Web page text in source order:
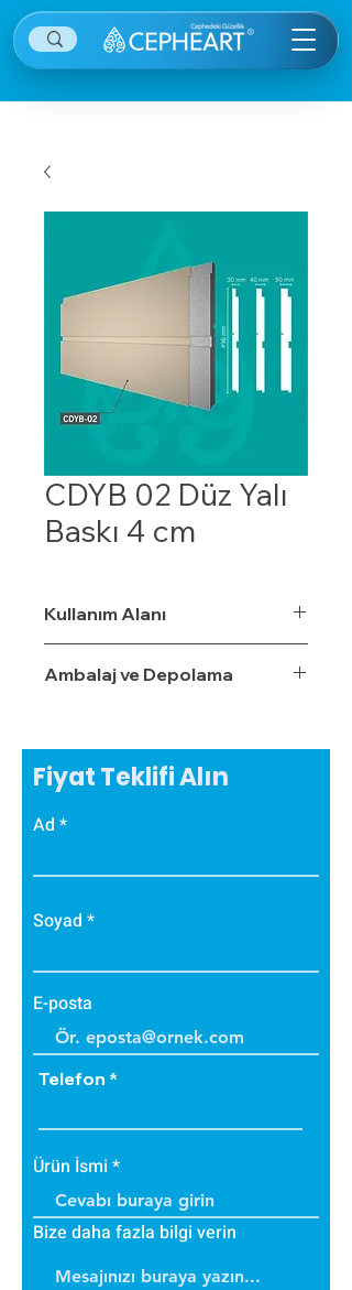
CDYB 02 Düz Yalı
Baskı 4 cm
Kullanım Alanı
Ambalaj ve Depolama
Fiyat Teklifi Alın
Ad
Soyad
E-posta
Telefon
Ürün İsmi
Bize daha fazla bilgi verin